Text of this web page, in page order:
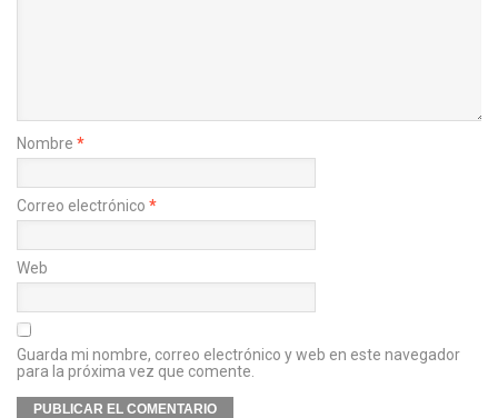
Nombre *
Correo electrónico *
Web
Guarda mi nombre, correo electrónico y web en este navegador
para la próxima vez que comente.